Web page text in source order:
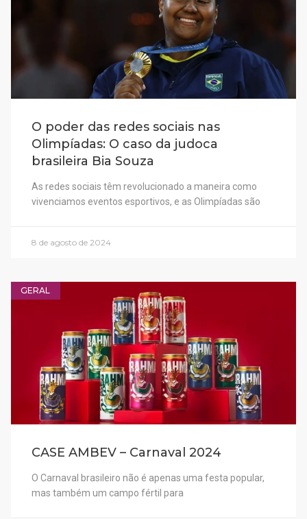
O poder das redes sociais nas
Olimpíadas: O caso da judoca
brasileira Bia Souza
As redes sociais têm revolucionado a maneira como
vivenciamos eventos esportivos, e as Olimpíadas são
8 de agosto de 2024
GERAL
CASE AMBEV – Carnaval 2024
O Carnaval brasileiro não é apenas uma festa popular,
mas também um campo fértil para